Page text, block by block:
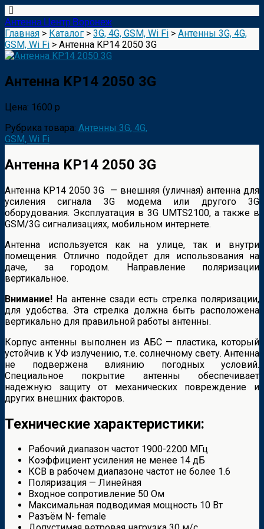
Антенна Центр Воронеж
Главная > Каталог > 3G, 4G, GSM, Wi Fi > Антенны 3G, 4G,
GSM, Wi Fi > Антенна KP14 2050 3G
Антенна KP14 2050 3G
Цена: 1600 р
Рубрика товара: Антенны 3G, 4G,
GSM, Wi Fi
Антенна KP14 2050 3G
Антенна KP14 2050 3G — внешняя (уличная) антенна для
усиления сигнала 3G модема или другого 3G
оборудования. Эксплуатация в 3G UMTS2100, а также в
GSM/3G сигнализациях, мобильном интернете.
Антенна используется как на улице, так и внутри
помещения. Отлично подойдет для использования на
даче, за городом. Направление поляризации
вертикальное.
Внимание! На антенне сзади есть стрелка поляризации,
для удобства. Эта стрелка должна быть расположена
вертикально для правильной работы антенны.
Корпус антенны выполнен из АБС — пластика, который
устойчив к УФ излучению, т.е. солнечному свету. Антенна
не подвержена влиянию погодных условий.
Специальное покрытие антенны обеспечивает
надежную защиту от механических повреждение и
других внешних факторов.
Технические характеристики:
Рабочий диапазон частот 1900-2200 МГц
Коэффициент усиления не менее 14 дБ
КСВ в рабочем диапазоне частот не более 1.6
Поляризация — Линейная
Входное сопротивление 50 Ом
Максимальная подводимая мощность 10 Вт
Разъём N- female